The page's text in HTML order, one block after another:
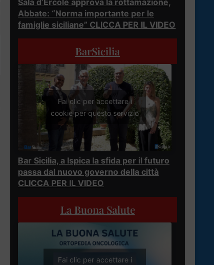
Abbate: “Norma importante per le
famiglie siciliane” CLICCA PER IL VIDEO
BarSicilia
Fai clic per accettare i
cookie per questo servizio
Bar Sicilia, a Ispica la sfida per il futuro
passa dal nuovo governo della città
CLICCA PER IL VIDEO
La Buona Salute
Fai clic per accettare i